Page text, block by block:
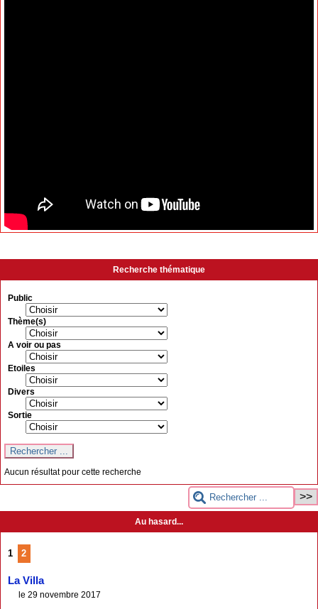
Recherche thématique
Public
Thème(s)
A voir ou pas
Etoiles
Divers
Sortie
Aucun résultat pour cette recherche
Au hasard...
1 2
La Villa
le 29 novembre 2017